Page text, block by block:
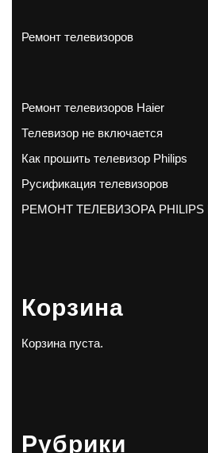
Ремонт телевизоров
Ремонт телевизоров Haier
Телевизор не включается
Как прошить телевизор Philips
Русификация телевизоров
РЕМОНТ ТЕЛЕВИЗОРА PHILIPS
Корзина
Корзина пуста.
Рубрики